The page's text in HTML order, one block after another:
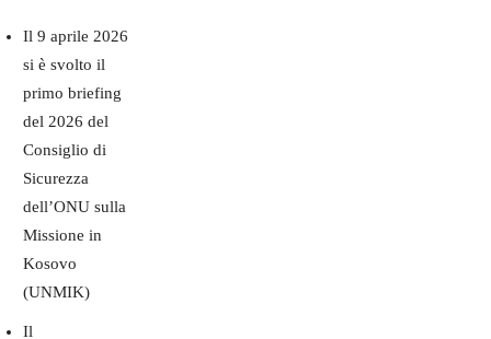
Il 9 aprile 2026
si è svolto il
primo briefing
del 2026 del
Consiglio di
Sicurezza
dell’ONU sulla
Missione in
Kosovo
(UNMIK)
Il